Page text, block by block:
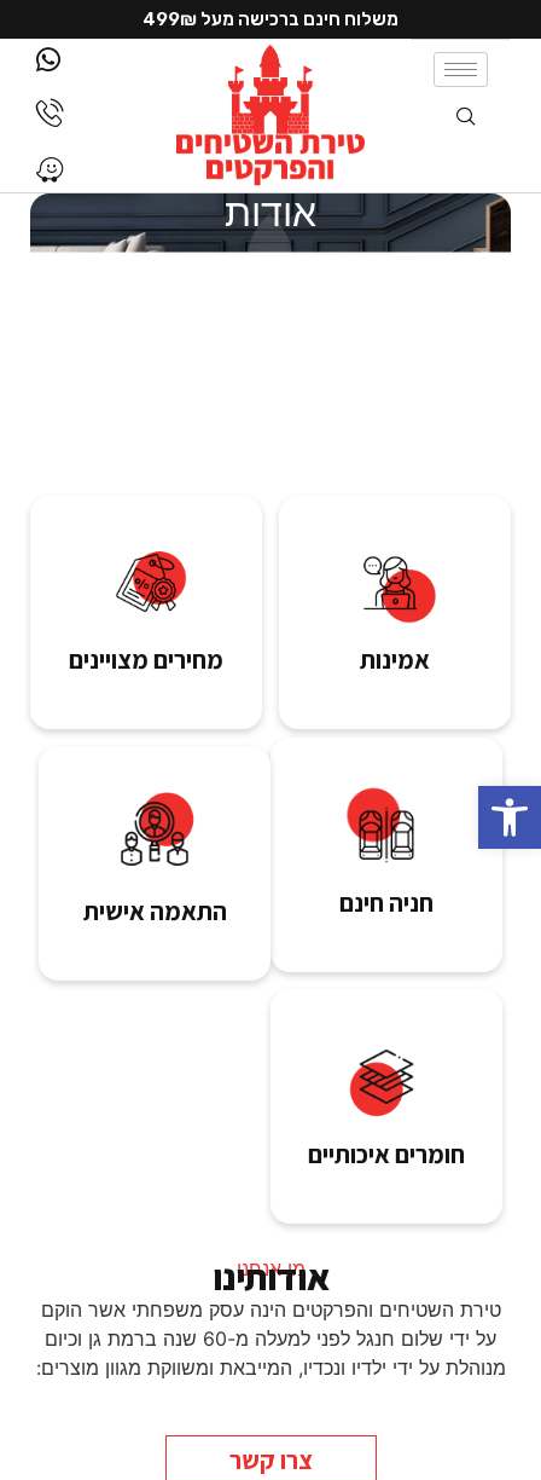
פתח סרגל נגישות
משלוח חינם ברכישה מעל 499₪
אודות
אמינות מחירים מצויינים
חניה חינם התאמה אישית
חומרים איכותיים
מי אנחנו
אודותינו
טירת השטיחים והפרקטים הינה עסק משפחתי אשר הוקם
על ידי שלום חנגל לפני למעלה מ-60 שנה ברמת גן וכיום
מנוהלת על ידי ילדיו ונכדיו, המייבאת ומשווקת מגוון מוצרים:
צרו קשר